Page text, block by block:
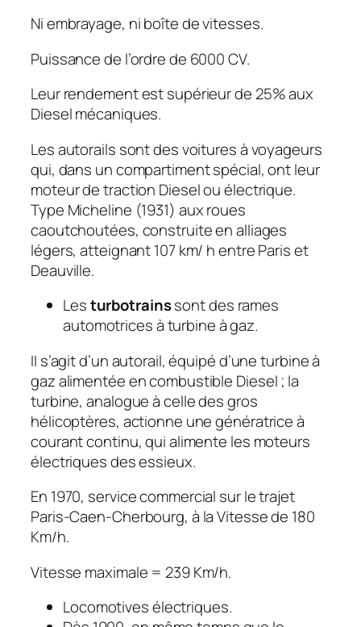
Ni embrayage, ni boîte de vitesses.
Puissance de l’ordre de 6000 CV.
Leur rendement est supérieur de 25% aux
Diesel mécaniques.
Les autorails sont des voitures à voyageurs
qui, dans un compartiment spécial, ont leur
moteur de traction Diesel ou électrique.
Type Micheline (1931) aux roues
caoutchoutées, construite en alliages
légers, atteignant 107 km/ h entre Paris et
Deauville.
Lesturbotrainssont des rames
automotrices à turbine à gaz.
II s’agit d’un autorail, équipé d’une turbine à
gaz alimentée en combustible Diesel ; la
turbine, analogue à celle des gros
hélicoptères, actionne une génératrice à
courant continu, qui alimente les moteurs
électriques des essieux.
En 1970, service commercial sur Ie trajet
Paris-Caen-Cherbourg, à la Vitesse de 180
Km/h.
Vitesse maximale = 239 Km/h.
Locomotives électriques.